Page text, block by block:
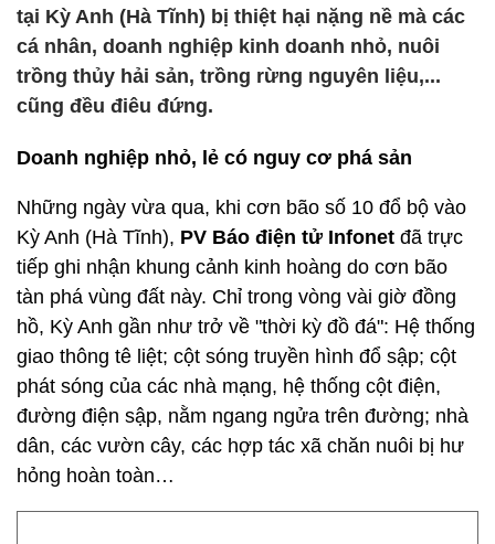
tại Kỳ Anh (Hà Tĩnh) bị thiệt hại nặng nề mà các
cá nhân, doanh nghiệp kinh doanh nhỏ, nuôi
trồng thủy hải sản, trồng rừng nguyên liệu,...
cũng đều điêu đứng.
Doanh nghiệp nhỏ, lẻ có nguy cơ phá sản
Những ngày vừa qua, khi cơn bão số 10 đổ bộ vào
Kỳ Anh (Hà Tĩnh), PV Báo điện tử Infonet đã trực
tiếp ghi nhận khung cảnh kinh hoàng do cơn bão
tàn phá vùng đất này. Chỉ trong vòng vài giờ đồng
hồ, Kỳ Anh gần như trở về "thời kỳ đồ đá": Hệ thống
giao thông tê liệt; cột sóng truyền hình đổ sập; cột
phát sóng của các nhà mạng, hệ thống cột điện,
đường điện sập, nằm ngang ngửa trên đường; nhà
dân, các vườn cây, các hợp tác xã chăn nuôi bị hư
hỏng hoàn toàn…